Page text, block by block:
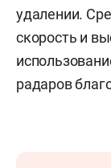
удалении.
скорость и
радаров